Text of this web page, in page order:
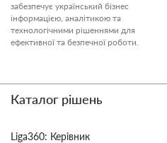
забезпечує український бізнес
інформацією, аналітикою та
технологічними рішеннями для
ефективної та безпечної роботи.
Каталог рішень
Liga360: Керівник